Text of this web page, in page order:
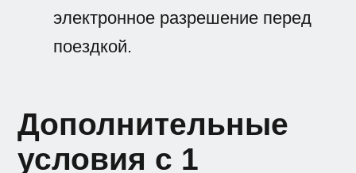
электронное разрешение перед
поездкой.
Дополнительные
условия с 1